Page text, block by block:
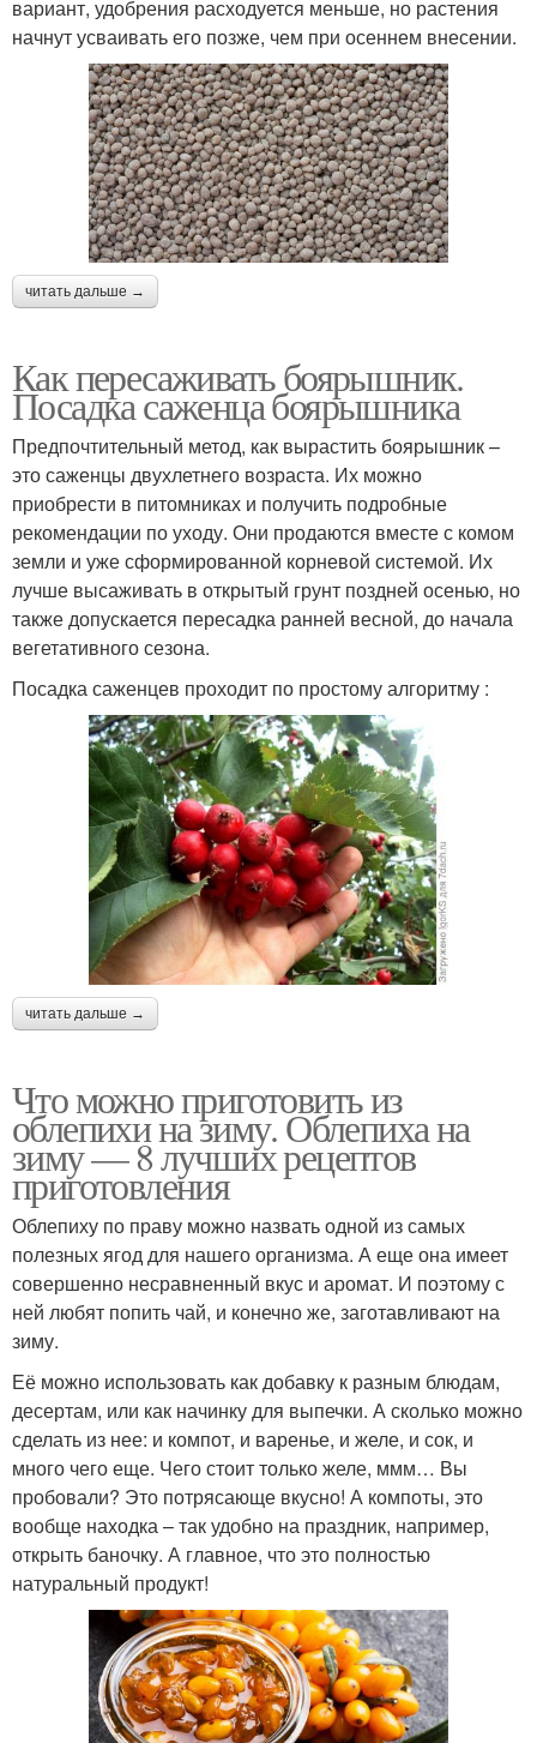
вариант, удобрения расходуется меньше, но растения
начнут усваивать его позже, чем при осеннем внесении.
читать дальше →
Как пересаживать боярышник.
Посадка саженца боярышника
Предпочтительный метод, как вырастить боярышник –
это саженцы двухлетнего возраста. Их можно
приобрести в питомниках и получить подробные
рекомендации по уходу. Они продаются вместе с комом
земли и уже сформированной корневой системой. Их
лучше высаживать в открытый грунт поздней осенью, но
также допускается пересадка ранней весной, до начала
вегетативного сезона.
Посадка саженцев проходит по простому алгоритму :
читать дальше →
Что можно приготовить из
облепихи на зиму. Облепиха на
зиму — 8 лучших рецептов
приготовления
Облепиху по праву можно назвать одной из самых
полезных ягод для нашего организма. А еще она имеет
совершенно несравненный вкус и аромат. И поэтому с
ней любят попить чай, и конечно же, заготавливают на
зиму.
Её можно использовать как добавку к разным блюдам,
десертам, или как начинку для выпечки. А сколько можно
сделать из нее: и компот, и варенье, и желе, и сок, и
много чего еще. Чего стоит только желе, ммм… Вы
пробовали? Это потрясающе вкусно! А компоты, это
вообще находка – так удобно на праздник, например,
открыть баночку. А главное, что это полностью
натуральный продукт!